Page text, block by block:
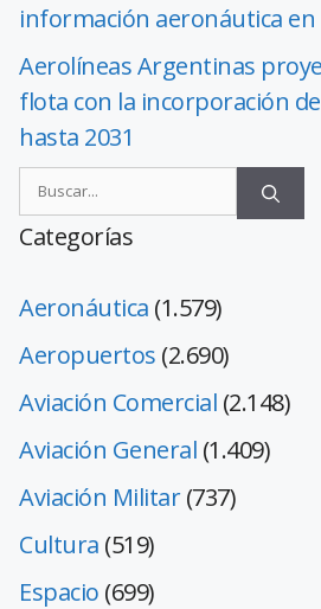
información aeronáutica en
Aerolíneas Argentinas
flota con la incorporación
hasta 2031
Categorías
Aeronáutica (1.579)
Aeropuertos (2.690)
Aviación Comercial (2.148)
Aviación General (1.409)
Aviación Militar(737)
Cultura (519)
Espacio (699)